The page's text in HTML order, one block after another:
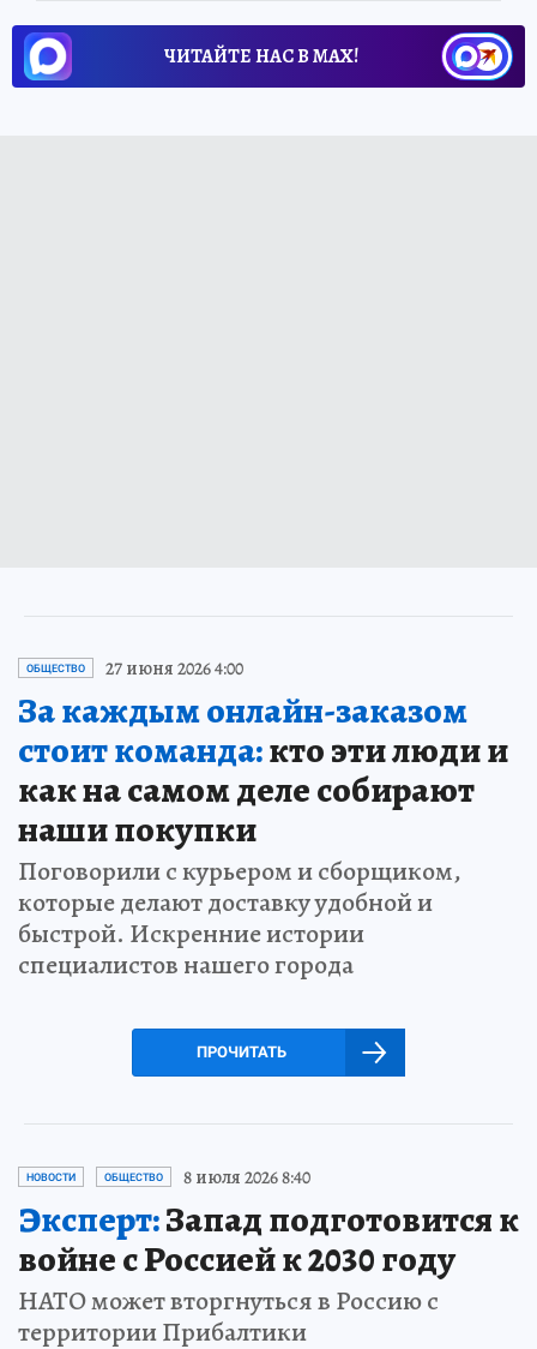
ЧИТАЙТЕ НАС В МАХ!
ОБЩЕСТВО 27 июня 2026 4:00
За каждым онлайн-заказом
стоит команда:кто эти люди и
как на самом деле собирают
наши покупки
Поговорили с курьером и сборщиком,
которые делают доставку удобной и
быстрой. Искренние истории
специалистов нашего города
ПРОЧИТАТЬ
НОВОСТИ ОБЩЕСТВО 8 июля 2026 8:40
Эксперт:Запад подготовится к
войне с Россией к 2030 году
НАТО может вторгнуться в Россию с
территории Прибалтики